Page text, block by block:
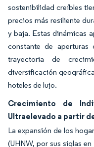
sostenibilidad creíbles
precios más resiliente
y baja. Estas dinámicas
constante de aperturas
trayectoria de
diversificación
hoteles de lujo.
Crecimiento de
Ultraelevado a partir
La expansión de los
(UHNW, por sus siglas